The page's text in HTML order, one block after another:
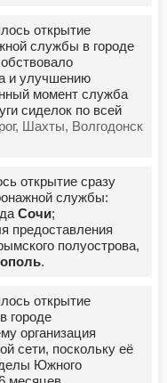
открытие
службы в городе
и улучшению
момент служба
сиделок по всей
Шахты, Волгодонск
открытие сразу
службы:
Сочи;
предоставления
полуострова,
.
открытие
городе
организация
сети, поскольку её
Южного